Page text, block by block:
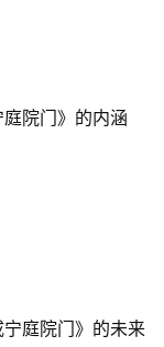
院门》的内涵
庭院门》的未来